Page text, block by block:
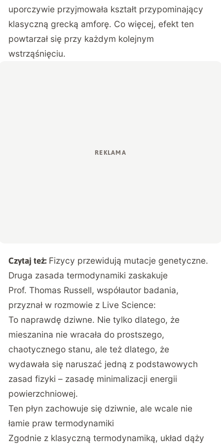
uporczywie przyjmowała kształt przypominający
klasyczną grecką amforę. Co więcej, efekt ten
powtarzał się przy każdym kolejnym
wstrząśnięciu.
Czytaj też: Fizycy przewidują mutacje genetyczne.
Druga zasada termodynamiki zaskakuje
Prof. Thomas Russell, współautor badania,
przyznał w rozmowie z Live Science:
To naprawdę dziwne. Nie tylko dlatego, że
mieszanina nie wracała do prostszego,
chaotycznego stanu, ale też dlatego, że
wydawała się naruszać jedną z podstawowych
zasad fizyki – zasadę minimalizacji energii
powierzchniowej.
Ten płyn zachowuje się dziwnie, ale wcale nie
łamie praw termodynamiki
Zgodnie z klasyczną termodynamiką, układ dąży